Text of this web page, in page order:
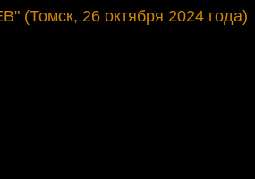
26 октября 2024 года)